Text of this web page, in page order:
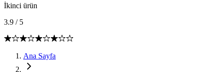
İkinci ürün
3.9 / 5
Ana Sayfa